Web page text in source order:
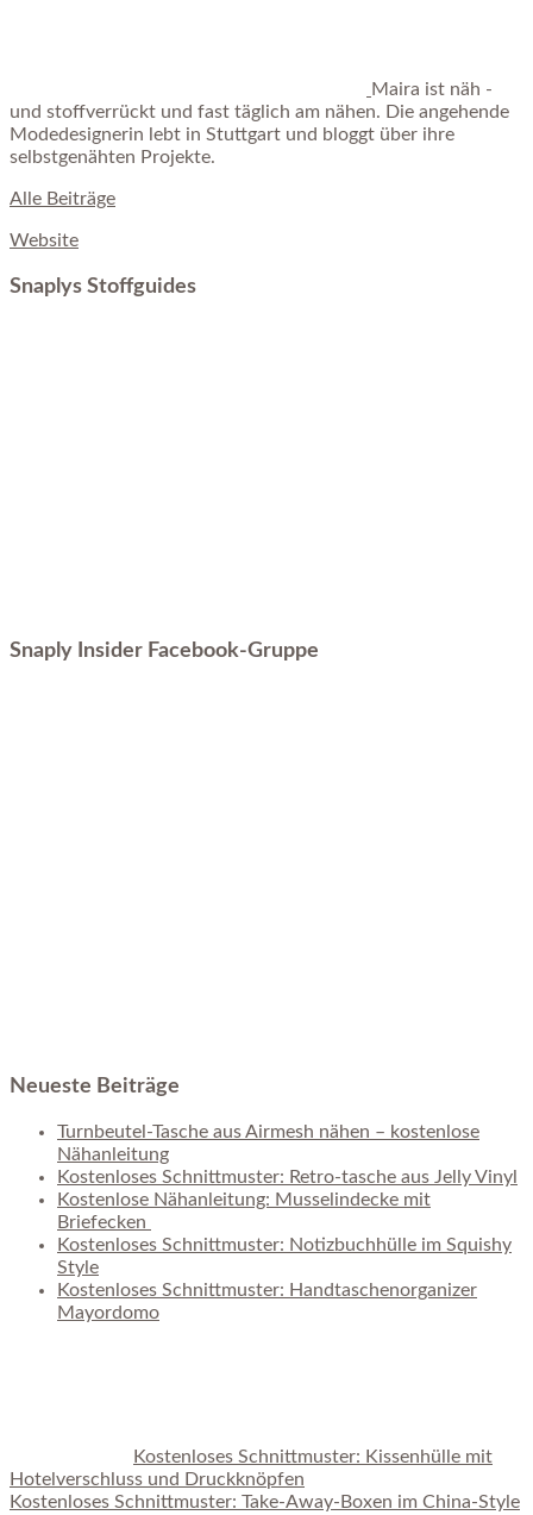
Maira ist näh -
und stoffverrückt und fast täglich am nähen. Die angehende
Modedesignerin lebt in Stuttgart und bloggt über ihre
selbstgenähten Projekte.
Alle Beiträge
Website
Snaplys Stoffguides
Snaply Insider Facebook-Gruppe
Neueste Beiträge
Turnbeutel-Tasche aus Airmesh nähen – kostenlose
Nähanleitung
Kostenloses Schnittmuster: Retro-tasche aus Jelly Vinyl
Kostenlose Nähanleitung: Musselindecke mit
Briefecken
Kostenloses Schnittmuster: Notizbuchhülle im Squishy
Style
Kostenloses Schnittmuster: Handtaschenorganizer
Mayordomo
Kostenloses Schnittmuster: Kissenhülle mit
Hotelverschluss und Druckknöpfen
Kostenloses Schnittmuster: Take-Away-Boxen im China-Style